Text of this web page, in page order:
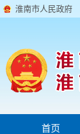
淮南市人民政府
首页